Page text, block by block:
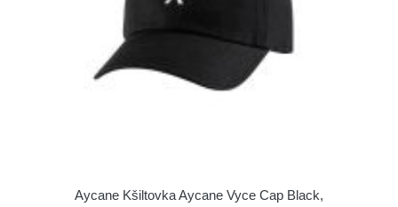
Aycane Kšiltovka Aycane Vyce Cap Black,